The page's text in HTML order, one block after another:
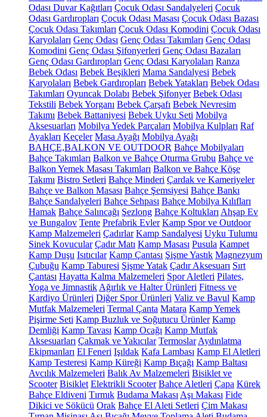
Odası Duvar Kağıtları Çocuk Odası Sandalyeleri Çocuk
Odası Gardıropları Çocuk Odası Masası Çocuk Odası Bazası
Çocuk Odası Takımları Çocuk Odası Komodini Çocuk Odası
Karyolaları Genç Odası Genç Odası Takımları Genç Odası
Komodini Genç Odası Şifonyerleri Genç Odası Bazaları
Genç Odası Gardıropları Genç Odası Karyolaları Ranza
Bebek Odası Bebek Beşikleri Mama Sandalyesi Bebek
Karyolaları Bebek Gardıropları Bebek Yatakları Bebek Odası
Takımları Oyuncak Dolabı Bebek Şifonyer Bebek Odası
Tekstili Bebek Yorganı Bebek Çarşafı Bebek Nevresim
Takımı Bebek Battaniyesi Bebek Uyku Seti Mobilya
Aksesuarları Mobilya Yedek Parçaları Mobilya Kulpları Raf
Ayakları Keçeler Masa Ayağı Mobilya Ayağı
BAHÇE,BALKON VE OUTDOOR Bahçe Mobilyaları
Bahçe Takımları Balkon ve Bahçe Oturma Grubu Bahçe ve
Balkon Yemek Masası Takımları Balkon ve Bahçe Köşe
Takımı Bistro Setleri Bahçe Minderi Çardak ve Kameriyeler
Bahçe ve Balkon Masası Bahçe Şemsiyesi Bahçe Bankı
Bahçe Sandalyeleri Bahçe Sehpası Bahçe Mobilya Kılıfları
Hamak Bahçe Salıncağı Şezlong Bahçe Koltukları Ahşap Ev
ve Bungalov Tente Prefabrik Evler Kamp Spor ve Outdoor
Kamp Malzemeleri Çadırlar Kamp Sandalyesi Uyku Tulumu
Sinek Kovucular Çadır Matı Kamp Masası Pusula Kampet
Kamp Duşu Isıtıcılar Kamp Çantası Şişme Yastık Magnezyum
Çubuğu Kamp Taburesi Şişme Yatak Çadır Aksesuarı Sırt
Çantası Hayatta Kalma Malzemeleri Spor Aletleri Pilates,
Yoga ve Jimnastik Ağırlık ve Halter Ürünleri Fitness ve
Kardiyo Ürünleri Diğer Spor Ürünleri Valiz ve Bavul Kamp
Mutfak Malzemeleri Termal Çanta Matara Kamp Yemek
Pişirme Seti Kamp Buzluk ve Soğutucu Ürünler Kamp
Demliği Kamp Tavası Kamp Ocağı Kamp Mutfak
Aksesuarları Çakmak ve Yakıcılar Termoslar Aydınlatma
Ekipmanları El Feneri Işıldak Kafa Lambası Kamp El Aletleri
Kamp Testeresi Kamp Küreği Kamp Bıçağı Kamp Baltası
Avcılık Malzemeleri Balık Av Malzemeleri Bisiklet ve
Scooter Bisiklet Elektrikli Scooter Bahçe Aletleri Çapa Kürek
Bahçe Eldiveni Tırmık Budama Makası Aşı Makası Fide
Dikici ve Sökücü Orak Bahçe El Aleti Setleri Çim Makası